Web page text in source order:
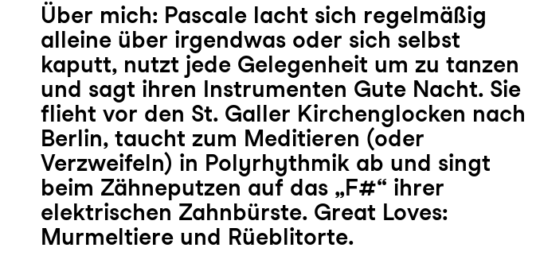
Über mich: Pascale lacht sich regelmäßig
alleine über irgendwas oder sich selbst
kaputt, nutzt jede Gelegenheit um zu tanzen
und sagt ihren Instrumenten Gute Nacht. Sie
flieht vor den St. Galler Kirchenglocken nach
Berlin, taucht zum Meditieren (oder
Verzweifeln) in Polyrhythmik ab und singt
beim Zähneputzen auf das „F#“ ihrer
elektrischen Zahnbürste. Great Loves:
Murmeltiere und Rüeblitorte.